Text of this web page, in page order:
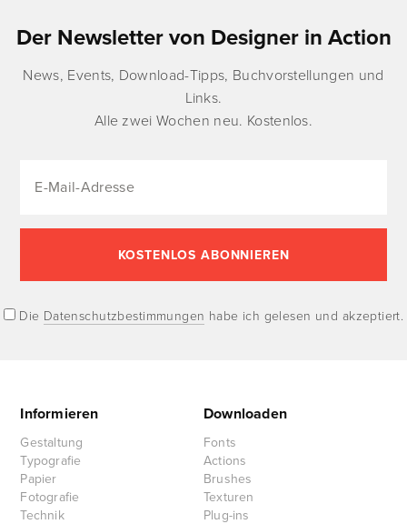
Der Newsletter von Designer in Action
News, Events, Download-Tipps, Buchvorstellungen und
Links.
Alle zwei Wochen neu. Kostenlos.
Die Datenschutzbestimmungen habe ich gelesen und akzeptiert.
Informieren
Gestaltung
Typografie
Papier
Fotografie
Technik
Downloaden
Fonts
Actions
Brushes
Texturen
Plug-ins